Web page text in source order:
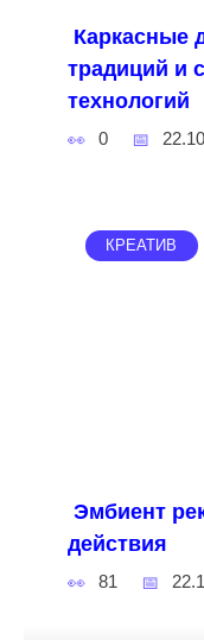
Каркасные
традиций и
технологий
0
КРЕАТИВ
Эмбиент
действия
81